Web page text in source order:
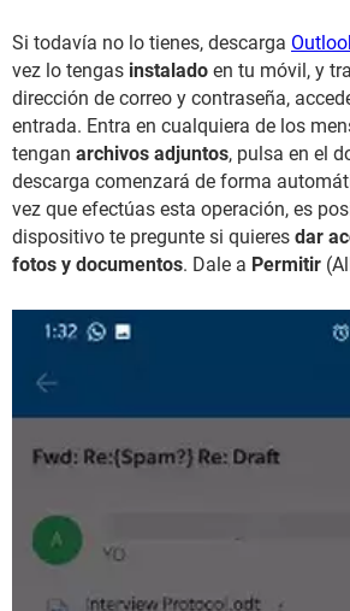
Si todavía no lo tienes, descarga
vez lo tengas instalado en tu móvil, y
dirección de correo y contraseña,
entrada. Entra en cualquiera de los
tengan archivos adjuntos, pulsa en el
descarga comenzará de forma
vez que efectúas esta operación, es
dispositivo te pregunte si quieres dar
fotos y documentos. Dale a Permitir